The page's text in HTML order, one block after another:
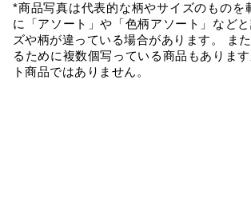
*商品写真は代表的な柄やサイズのものを
に「アソート」や「色柄アソート」など
ズや柄が違っている場合があります。 ま
るために複数個写っている商品もありま
ト商品ではありません。